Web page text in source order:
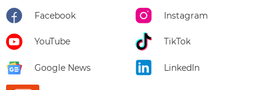
Facebook Instagram
YouTube TikTok
Google News LinkedIn